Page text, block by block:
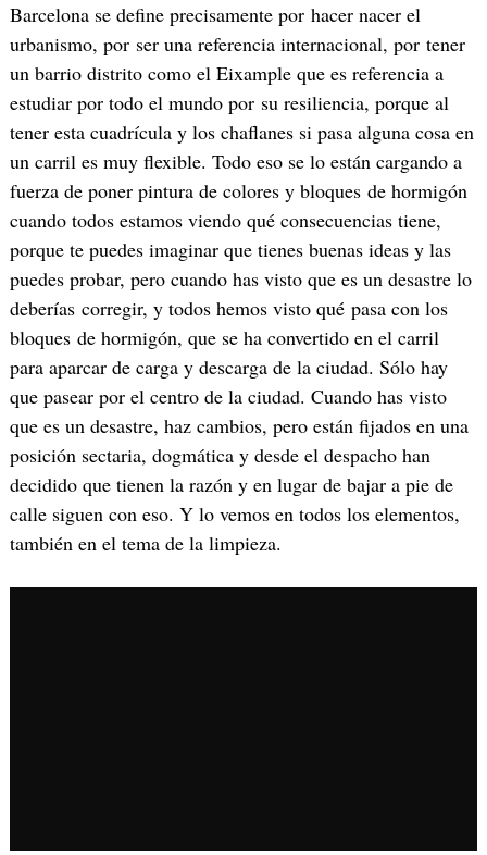
Barcelona se define precisamente por hacer nacer el
urbanismo, por ser una referencia internacional, por tener
un barrio distrito como el Eixample que es referencia a
estudiar por todo el mundo por su resiliencia, porque al
tener esta cuadrícula y los chaflanes si pasa alguna cosa en
un carril es muy flexible. Todo eso se lo están cargando a
fuerza de poner pintura de colores y bloques de hormigón
cuando todos estamos viendo qué consecuencias tiene,
porque te puedes imaginar que tienes buenas ideas y las
puedes probar, pero cuando has visto que es un desastre lo
deberías corregir, y todos hemos visto qué pasa con los
bloques de hormigón, que se ha convertido en el carril
para aparcar de carga y descarga de la ciudad. Sólo hay
que pasear por el centro de la ciudad. Cuando has visto
que es un desastre, haz cambios, pero están fijados en una
posición sectaria, dogmática y desde el despacho han
decidido que tienen la razón y en lugar de bajar a pie de
calle siguen con eso. Y lo vemos en todos los elementos,
también en el tema de la limpieza.